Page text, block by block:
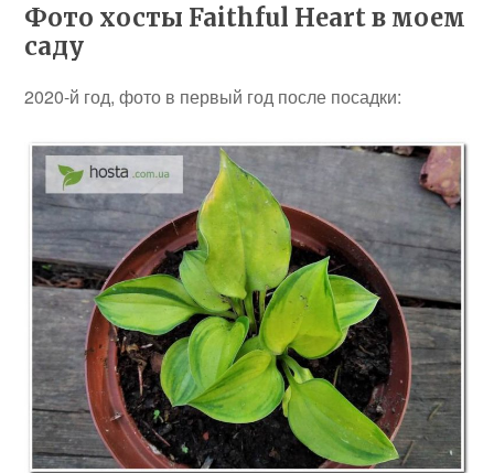
Фото хосты Faithful Heart в моем
саду
2020-й год, фото в первый год после посадки: